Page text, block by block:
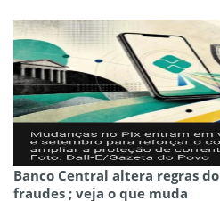
Banco Central altera regras
fraudes ; veja o que muda